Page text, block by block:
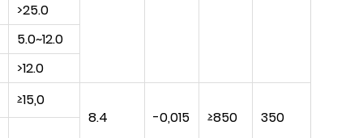
>25.0
5.0~12.0
>12.0
≥15,0
8.4
-0,015 ≥850 350